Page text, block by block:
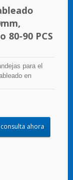
80-90 PCS
para el
en
tamaños
aplicación.
de accesorios
consulta ahora